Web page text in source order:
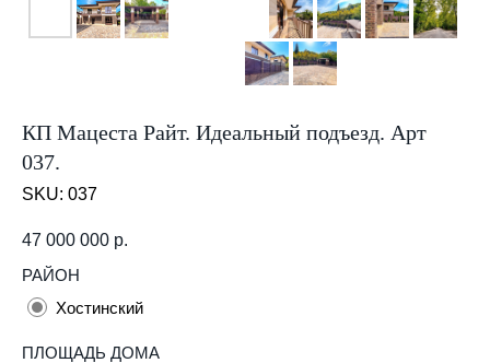
КП Мацеста Райт. Идеальный подъезд. Арт
037.
SKU: 037
47 000 000 р.
РАЙОН
Хостинский
ПЛОЩАДЬ ДОМА